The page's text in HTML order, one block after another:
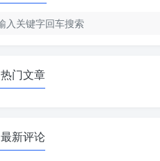
热门文章
最新评论